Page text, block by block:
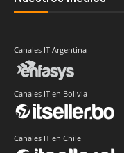
Canales IT Argentina
Canales IT en Bolivia
Canales IT en Chile